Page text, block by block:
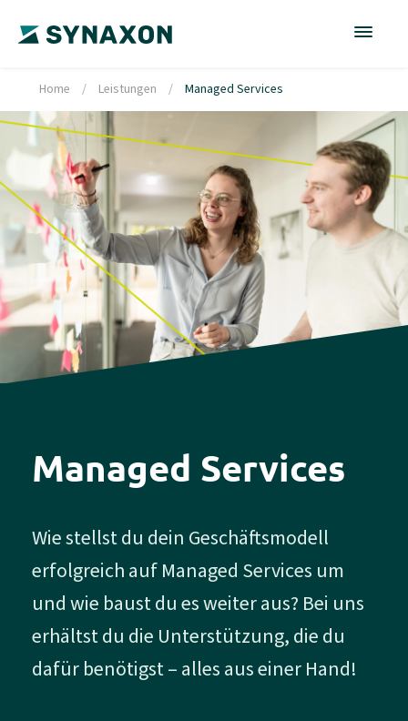
Home / Leistungen / Managed Services
Managed Services
Wie stellst du dein Geschäftsmodell
erfolgreich auf Managed Services um
und wie baust du es weiter aus? Bei uns
erhältst du die Unterstützung, die du
dafür benötigst – alles aus einer Hand!